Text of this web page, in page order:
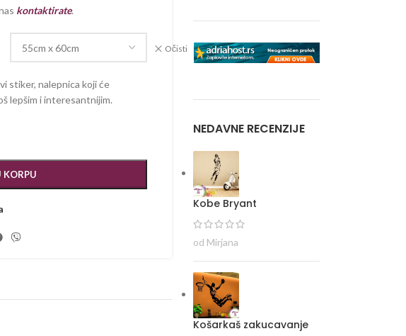
kontaktirate.
Očisti
stiker, nalepnica koji će
lepšim i interesantnijim.
KORPU
NEDAVNE RECENZIJE
Kobe Bryant
od Mirjana
Košarkaš zakucavanje